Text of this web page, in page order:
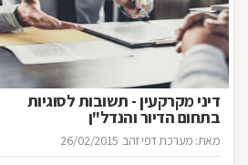
דיני מקרקעין - תשובות לסוגיות
בתחום הדיור והנדל"ן
מאת: מערכת דפי זהב 26/02/2015